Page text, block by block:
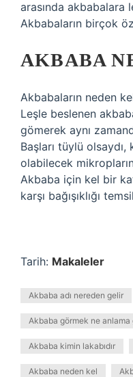
arasında akbabalara
Akbabaların birçok
AKBABA
Akbabaların neden
Leşle beslenen
gömerek aynı
Başları tüylü
olabilecek
Akbaba için kel bir
karşı bağışıklığı
Tarih: Makaleler
Akbaba adı nereden gelir
Akbaba görmek ne anlama
Akbaba kimin lakabıdır
Akbaba neden kel